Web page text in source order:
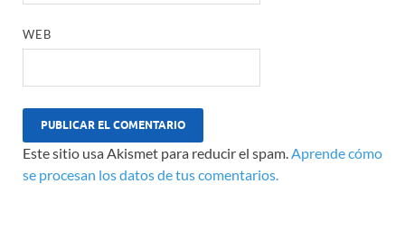
WEB
Este sitio usa Akismet para reducir el spam.Aprende cómo
se procesan los datos de tus comentarios.